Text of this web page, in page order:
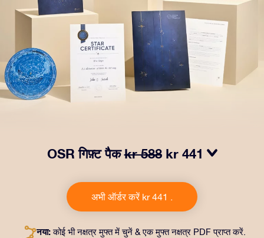
OSR गिफ़्ट पैकkr 588 kr 441
लिफ़ाफ़ा, आपकी पसंद से तैयार दस्तावेज़, साथ ही डिजिटल दस्तावेज़
और हमारे ऐप्स का मुफ़्त इस्तेमाल शामिल है। यह दोस्तों और प्रियजनों को
एक हमेशा बरक़रार रहने वाला उपहार पेश करने का जादुई तरीक़ा है।
अभी ऑर्डर करें kr 441 .
नया:कोई भी नक्षत्र मुफ्त में चुनें & एक मुफ्त नक्षत्र PDF प्राप्त करें.